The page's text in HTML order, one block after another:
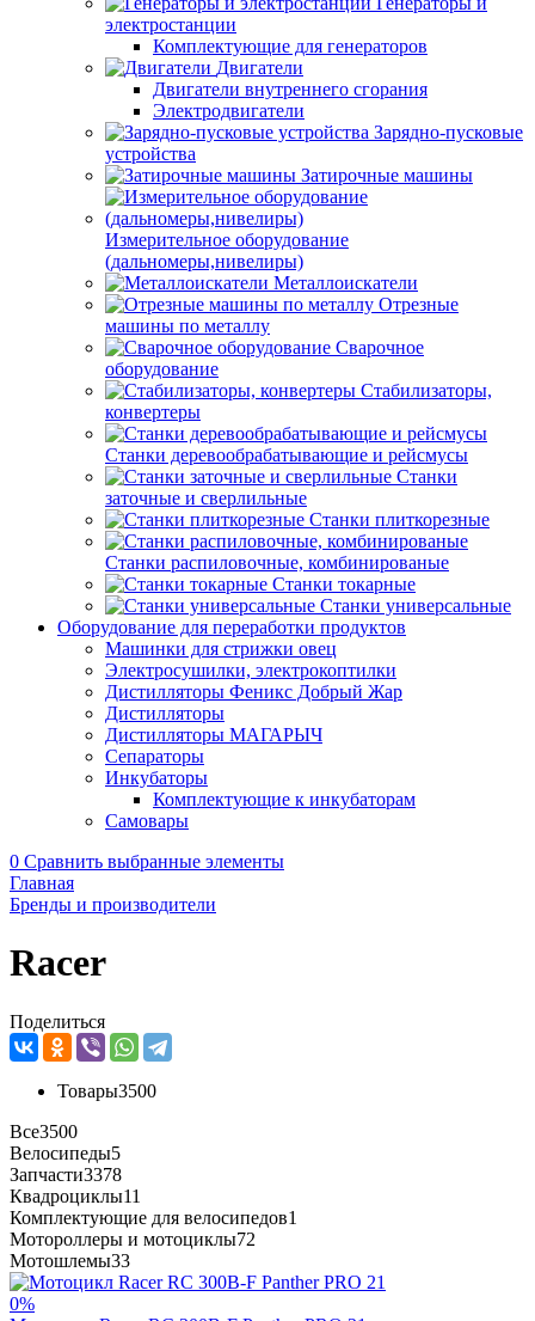
электростанции
Комплектующие для генераторов
Двигатели
Двигатели внутреннего сгорания
Электродвигатели
Зарядно-пусковые
устройства
Затирочные машины
Измерительное оборудование
(дальномеры,нивелиры)
Металлоискатели
Отрезные
машины по металлу
Сварочное
оборудование
Стабилизаторы,
конвертеры
Станки деревообрабатывающие и рейсмусы
Станки
заточные и сверлильные
Станки плиткорезные
Станки распиловочные, комбинированые
Станки токарные
Станки универсальные
Оборудование для переработки продуктов
Машинки для стрижки овец
Электросушилки, электрокоптилки
Дистилляторы Феникс Добрый Жар
Дистилляторы
Дистилляторы МАГАРЫЧ
Сепараторы
Инкубаторы
Комплектующие к инкубаторам
Самовары
0 Сравнить выбранные элементы
Главная
Бренды и производители
Racer
Поделиться
Товары3500
Все3500
Велосипеды5
Запчасти3378
Квадроциклы11
Комплектующие для велосипедов1
Мотороллеры и мотоциклы72
Мотошлемы33
0%